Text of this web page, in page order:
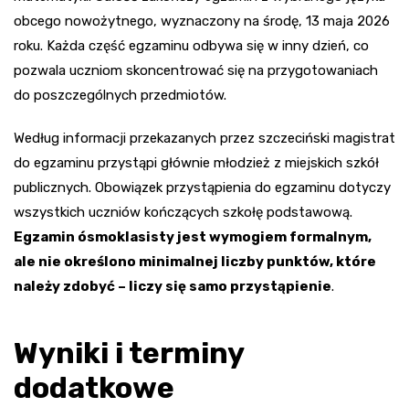
obcego nowożytnego, wyznaczony na środę, 13 maja 2026
roku. Każda część egzaminu odbywa się w inny dzień, co
pozwala uczniom skoncentrować się na przygotowaniach
do poszczególnych przedmiotów.
Według informacji przekazanych przez szczeciński magistrat
do egzaminu przystąpi głównie młodzież z miejskich szkół
publicznych. Obowiązek przystąpienia do egzaminu dotyczy
wszystkich uczniów kończących szkołę podstawową.
Egzamin ósmoklasisty jest wymogiem formalnym,
ale nie określono minimalnej liczby punktów, które
należy zdobyć – liczy się samo przystąpienie.
Wyniki i terminy
dodatkowe